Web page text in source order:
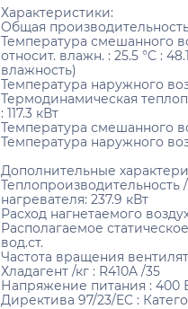
Характеристики:
Общая производительность
Температура смешанного
относит. влажн. : 25.5 °C :
влажность)
Температура наружного
Термодинамическая
: 117.3 кВт
Температура смешанного
Температура наружного
Дополнительные
Теплопроизводительность
нагревателя: 237.9 кВт
Расход нагнетаемого
Располагаемое
вод.ст.
Частота вращения
Хладагент /кг : R410A /35
Напряжение питания : 400
Директива 97/23/EC :